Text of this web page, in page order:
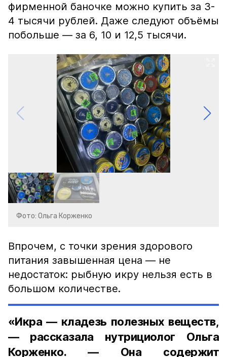
фирменной баночке можно купить за 3-
4 тысячи рублей. Даже следуют объёмы
побольше — за 6, 10 и 12,5 тысячи.
Фото: Ольга Корженко
Впрочем, с точки зрения здорового
питания завышенная цена — не
недостаток: рыбную икру нельзя есть в
большом количестве.
«Икра — кладезь полезных веществ,
— рассказала нутрициолог Ольга
Корженко. — Она содержит